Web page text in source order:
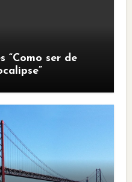
“Como ser de